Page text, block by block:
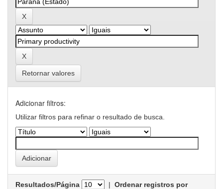
Retornar valores
Adicionar filtros:
Utilizar filtros para refinar o resultado de busca.
Resultados/Página | Ordenar registros por